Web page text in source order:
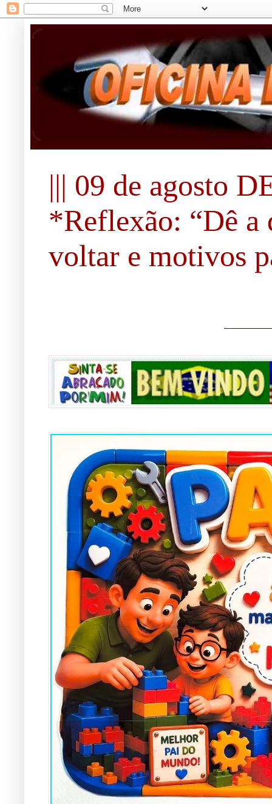
||| 09 de agosto
*Reflexão: “Dê a
voltar e motivos